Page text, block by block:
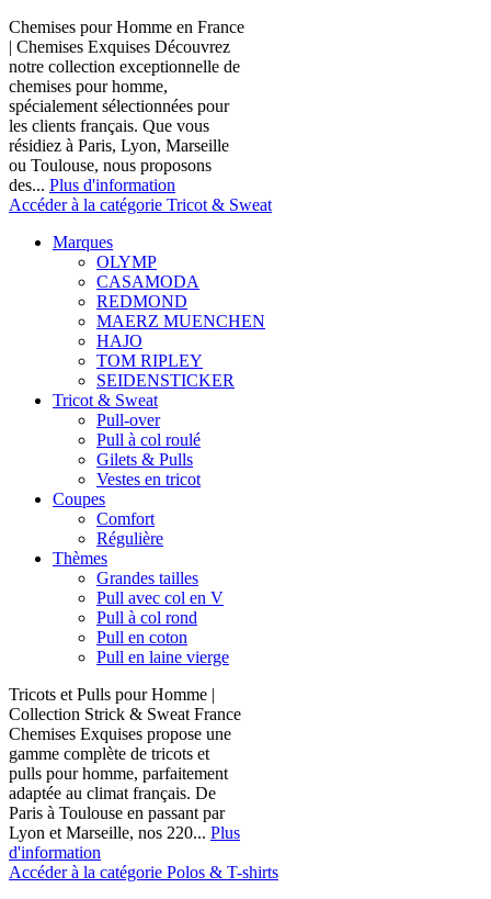
Chemises pour Homme en France
| Chemises Exquises Découvrez
notre collection exceptionnelle de
chemises pour homme,
spécialement sélectionnées pour
les clients français. Que vous
résidiez à Paris, Lyon, Marseille
ou Toulouse, nous proposons
des... Plus d'information
Accéder à la catégorie Tricot & Sweat
Marques
OLYMP
CASAMODA
REDMOND
MAERZ MUENCHEN
HAJO
TOM RIPLEY
SEIDENSTICKER
Tricot & Sweat
Pull-over
Pull à col roulé
Gilets & Pulls
Vestes en tricot
Coupes
Comfort
Régulière
Thèmes
Grandes tailles
Pull avec col en V
Pull à col rond
Pull en coton
Pull en laine vierge
Tricots et Pulls pour Homme |
Collection Strick & Sweat France
Chemises Exquises propose une
gamme complète de tricots et
pulls pour homme, parfaitement
adaptée au climat français. De
Paris à Toulouse en passant par
Lyon et Marseille, nos 220... Plus
d'information
Accéder à la catégorie Polos & T-shirts